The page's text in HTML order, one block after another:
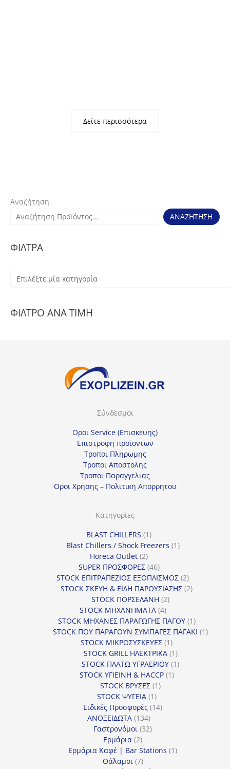
Δείτε περισσότερα
Αναζήτηση
ΑΝΑΖΗΤΗΣΗ
ΦΙΛΤΡΑ
λ
ΦΙΛΤΡΟ ΑΝΑ ΤΙΜΗ
Σύνδεσμοι
Οροι Service (Επισκευης)
Επιστροφη προϊοντων
Τροποι Πληρωμης
Τροποι Αποστολης
Τροποι Παραγγελιας
Οροι Χρησης – Πολιτικη Απορρητου
Κατηγορίες
BLAST CHILLERS 11
προϊόν
Blast Chillers / Shock Freezers 11
Horeca Outlet 22
προϊόντα
SUPER ΠΡΟΣΦΟΡΕΣ 4646
προϊόντα
STOCK ΕΠΙΤΡΑΠΕΖΙΟΣ ΕΞΟΠΛΙΣΜΟΣ 22
προϊόντα
STOCK ΣΚΕΥΗ & ΕΙΔΗ ΠΑΡΟΥΣΙΑΣΗΣ 22
STOCK ΠΟΡΣΕΛΑΝΗ 22
STOCK ΜΗΧΑΝΗΜΑΤΑ 44
προϊόντα
STOCK ΜΗΧΑΝΕΣ ΠΑΡΑΓΩΓΗΣ ΠΑΓΟΥ 11
προϊόν
STOCK ΠΟΥ ΠΑΡΑΓΟΥΝ ΣΥΜΠΑΓΕΣ ΠΑΓΑΚΙ 11
STOCK ΜΙΚΡΟΣΥΣΚΕΥΕΣ 11
προϊόν
STOCK GRILL ΗΛΕΚΤΡΙΚΑ 11
προϊόν
STOCK ΠΛΑΤΩ ΥΓΡΑΕΡΙΟΥ 11
STOCK ΥΓΙΕΙΝΗ & HACCP 11
STOCK ΒΡΥΣΕΣ 11
STOCK ΨΥΓΕΙΑ 11
προϊόν
Ειδικές Προσφορές 1414
ΑΝΟΞΕΙΔΩΤΑ 134134
προϊόντα
Γαστρονόμοι 3232
Ερμάρια 22
προϊόντα
Ερμάρια Καφέ | Bar Stations 11
Θάλαμοι 77